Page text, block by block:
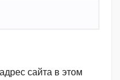
сайта в этом